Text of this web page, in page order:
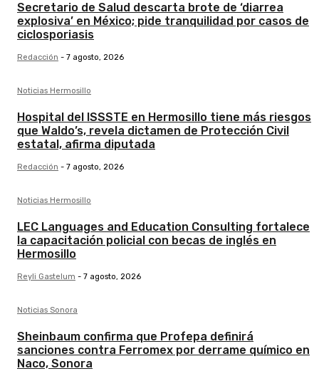
Secretario de Salud descarta brote de ‘diarrea
explosiva’ en México; pide tranquilidad por casos de
ciclosporiasis
Redacción - 7 agosto, 2026
Noticias Hermosillo
Hospital del ISSSTE en Hermosillo tiene más riesgos
que Waldo’s, revela dictamen de Protección Civil
estatal, afirma diputada
Redacción - 7 agosto, 2026
Noticias Hermosillo
LEC Languages and Education Consulting fortalece
la capacitación policial con becas de inglés en
Hermosillo
Reyli Gastelum - 7 agosto, 2026
Noticias Sonora
Sheinbaum confirma que Profepa definirá
sanciones contra Ferromex por derrame químico en
Naco, Sonora